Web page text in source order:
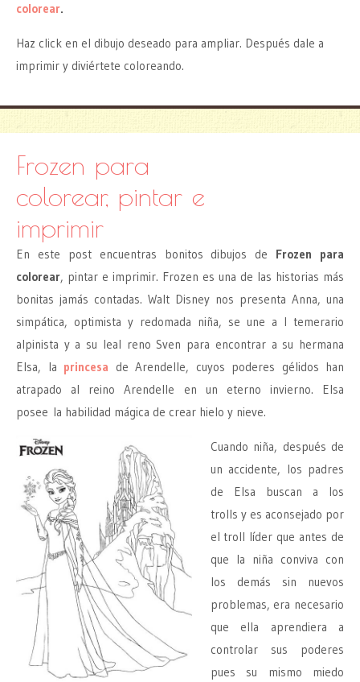
colorear.
Haz click en el dibujo deseado para ampliar. Después dale a
imprimir y diviértete coloreando.
Frozen para
colorear, pintar e
imprimir
En este post encuentras bonitos dibujos de Frozen para
colorear, pintar e imprimir. Frozen es una de las historias más
bonitas jamás contadas. Walt Disney nos presenta Anna, una
simpática, optimista y redomada niña, se une a l temerario
alpinista y a su leal reno Sven para encontrar a su hermana
Elsa, la princesa de Arendelle, cuyos poderes gélidos han
atrapado al reino Arendelle en un eterno invierno. Elsa
posee la habilidad mágica de crear hielo y nieve.
Cuando niña, después de
un accidente, los padres
de Elsa buscan a los
trolls y es aconsejado por
el troll líder que antes de
que la niña conviva con
los demás sin nuevos
problemas, era necesario
que ella aprendiera a
controlar sus poderes
pues su mismo miedo